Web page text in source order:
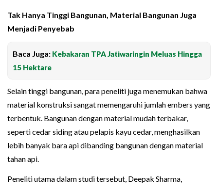
Tak Hanya Tinggi Bangunan, Material Bangunan Juga
Menjadi Penyebab
Baca Juga: Kebakaran TPA Jatiwaringin Meluas Hingga
15 Hektare
Selain tinggi bangunan, para peneliti juga menemukan bahwa
material konstruksi sangat memengaruhi jumlah embers yang
terbentuk. Bangunan dengan material mudah terbakar,
seperti cedar siding atau pelapis kayu cedar, menghasilkan
lebih banyak bara api dibanding bangunan dengan material
tahan api.
Peneliti utama dalam studi tersebut, Deepak Sharma,